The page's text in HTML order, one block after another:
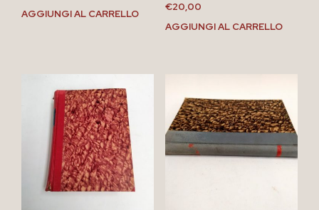
AGGIUNGI AL CARRELLO
€20,00
AGGIUNGI AL CARRELLO